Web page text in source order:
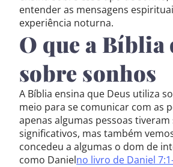
entender as mensagens
experiência noturna.
O que a Bíblia
sobre sonhos
A Bíblia ensina que Deus utiliza
meio para se comunicar com as
apenas algumas pessoas tiveram
significativos, mas também
concedeu a algumas o dom de
como Danielno livro de Daniel